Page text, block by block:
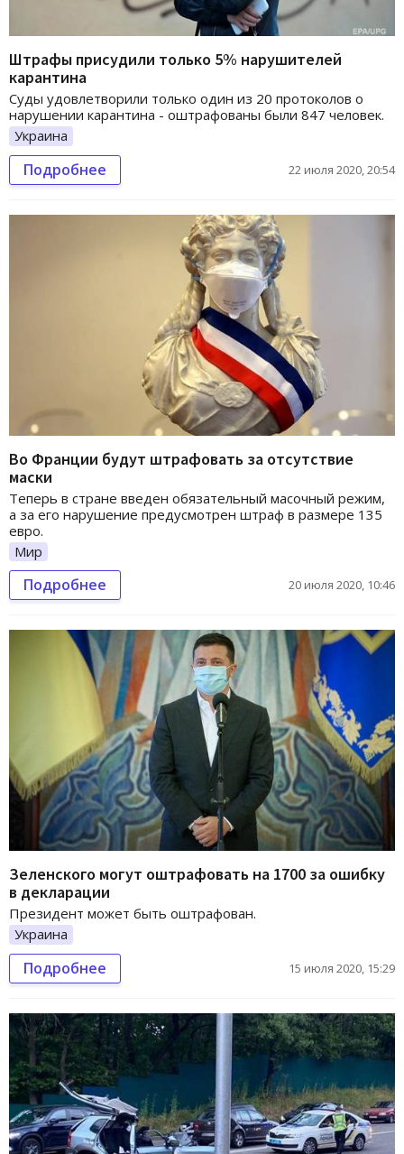
Штрафы присудили только 5% нарушителей
карантина
Суды удовлетворили только один из 20 протоколов о
нарушении карантина - оштрафованы были 847 человек.
Украина
Подробнее 22 июля 2020, 20:54
Во Франции будут штрафовать за отсутствие
маски
Теперь в стране введен обязательный масочный режим,
а за его нарушение предусмотрен штраф в размере 135
евро.
Мир
Подробнее 20 июля 2020, 10:46
Зеленского могут оштрафовать на 1700 за ошибку
в декларации
Президент может быть оштрафован.
Украина
Подробнее 15 июля 2020, 15:29